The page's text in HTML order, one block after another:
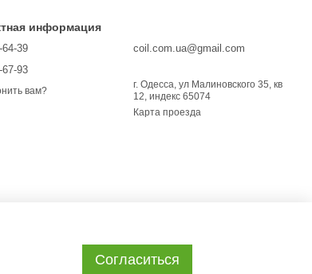
информация
39
93
вам?
coil.com.ua@gmail.com
г. Одесса, ул Малиновского 35, кв
12, индекс 65074
Карта проезда
Согласиться